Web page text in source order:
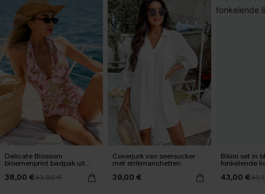
Delicate Blossom
bloemenprint badpak uit
38,00 €43,00 €
Coverjurk van seersucker
met strikmanchetten
39,00 €
Bikini set in
fonkelende
43,00 €